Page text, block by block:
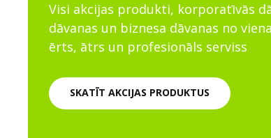
Visi akcijas produkti, korporatīvās
dāvanas un biznesa dāvanas no
ērts, ātrs un profesionāls serviss
SKATĪT AKCIJAS PRODUKTUS